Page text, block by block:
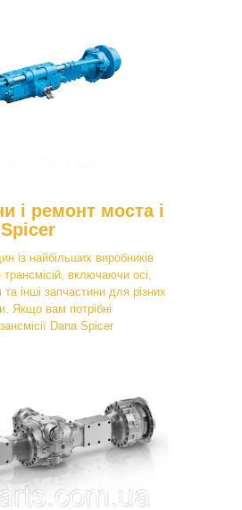
і ремонт моста і
із найбільших виробників
включаючи осі,
інші запчастини для різних
Якщо вам потрібні
Dana Spicer